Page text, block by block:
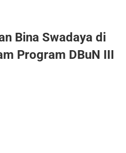
Bina Swadaya di
Program DBuN III